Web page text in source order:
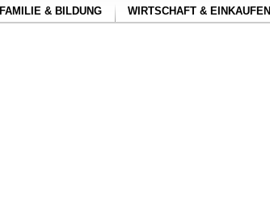
FAMILIE & BILDUNG WIRTSCHAFT & EINKAUFEN